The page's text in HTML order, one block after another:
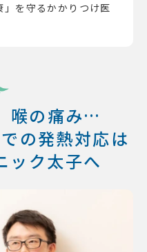
を守るかかりつけ医
喉の痛み…
の発熱対応は
ック太子へ